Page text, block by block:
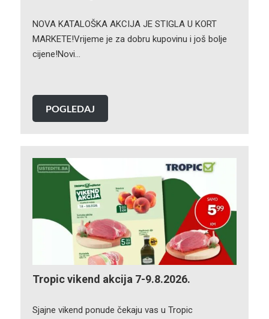
NOVA KATALOŠKA AKCIJA JE STIGLA U KORT
MARKETE!Vrijeme je za dobru kupovinu i još bolje
cijene!Novi…
POGLEDAJ
Tropic vikend akcija 7-9.8.2026.
Sjajne vikend ponude čekaju vas u Tropic